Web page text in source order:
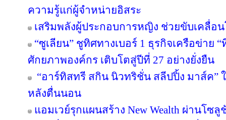
ความรู้แก่ผู้จำหน่ายอิสระ
เสริมพลังผู้ประกอบการหญิง ช่วยขับเคลื่อ
“ซูเลียน” ชูทิศทางเบอร์ 1 ธุรกิจเครือข่าย
ศักยภาพองค์กร เติบโตสู่ปีที่ 27 อย่างยั่งยืน
“อาร์ทิสทรี สกิน นิวทริชั่น สลีปปิ้ง มาส์ค”
หลังตื่นนอน
แอมเวย์รุกแผนสร้าง New Wealth ผ่านโ